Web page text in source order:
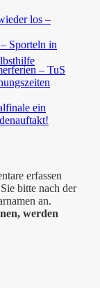
los –
Sporteln in
– TuS
ein
erfassen
bitte nach der
an.
werden